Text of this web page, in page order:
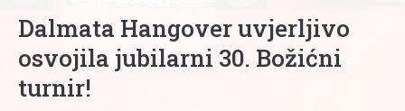
Dalmata Hangover uvjerljivo
osvojila jubilarni 30. Božićni
turnir!